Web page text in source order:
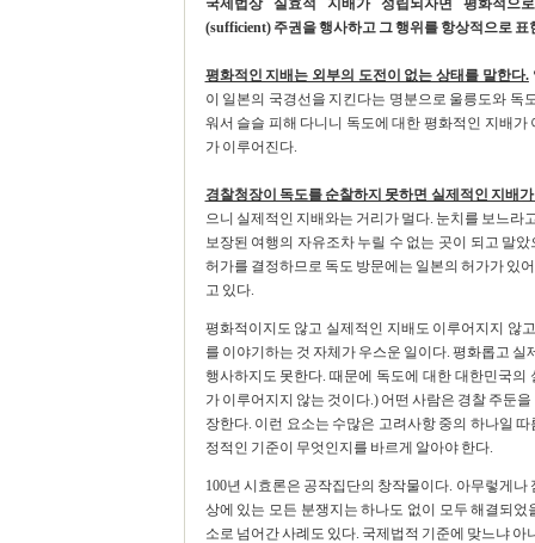
국제법상 실효적 지배가 성립되자면 평화적으
(sufficient) 주권을 행사하고 그 행위를 항상적으로
평화적인 지배는 외부의 도전이 없는 상태를 말한다.
이 일본의 국경선을 지킨다는 명분으로 울릉도와 독
워서 슬슬 피해 다니니 독도에 대한 평화적인 지배
가 이루어진다.
경찰청장이 독도를 순찰하지 못하면 실제적인 지배
으니 실제적인 지배와는 거리가 멀다. 눈치를 보느
보장된 여행의 자유조차 누릴 수 없는 곳이 되고 말
허가를 결정하므로 독도 방문에는 일본의 허가가 있
고 있다.
평화적이지도 않고 실제적인 지배도 이루어지지 않
를 이야기하는 것 자체가 우스운 일이다. 평화롭고
행사하지도 못한다. 때문에 독도에 대한 대한민국
가 이루어지지 않는 것이다.) 어떤 사람은 경찰 주둔
장한다. 이런 요소는 수많은 고려사항 중의 하나일
정적인 기준이 무엇인지를 바르게 알아야 한다.
100년 시효론은 공작집단의 창작물이다. 아무렇게
상에 있는 모든 분쟁지는 하나도 없이 모두 해결되
소로 넘어간 사례도 있다. 국제법적 기준에 맞느냐